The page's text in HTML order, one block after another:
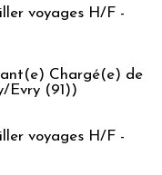
voyages H/F -
Chargé(e) de
Evry (91))
voyages H/F -